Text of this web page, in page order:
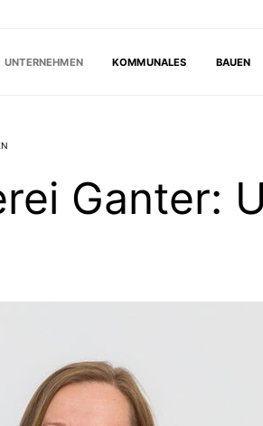
UNTERNEHMEN KOMMUNALES BAUEN
Ganter: